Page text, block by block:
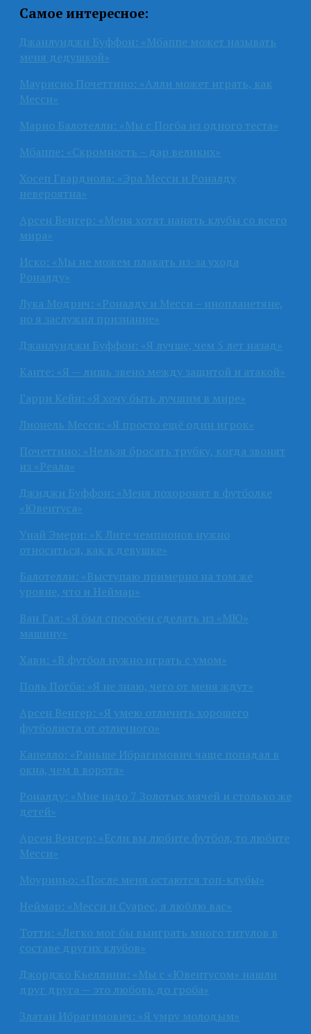
Самое интересное:
Джанлуиджи Буффон: «Мбаппе может называть
меня дедушкой»
Маурисио Почеттино: «Алли может играть, как
Месси»
Марио Балотелли: «Мы с Погба из одного теста»
Мбаппе: «Скромность – дар великих»
Хосеп Гвардиола: «Эра Месси и Роналду
невероятна»
Арсен Венгер: «Меня хотят нанять клубы со всего
мира»
Иско: «Мы не можем плакать из-за ухода
Роналду»
Лука Модрич: «Роналду и Месси – инопланетяне,
но я заслужил признание»
Джанлуиджи Буффон: «Я лучше, чем 5 лет назад»
Канте: «Я — лишь звено между защитой и атакой»
Гарри Кейн: «Я хочу быть лучшим в мире»
Лионель Месси: «Я просто ещё один игрок»
Почеттино: «Нельзя бросать трубку, когда звонят
из «Реала»
Джиджи Буффон: «Меня похоронят в футболке
«Ювентуса»
Унай Эмери: «К Лиге чемпионов нужно
относиться, как к девушке»
Балотелли: «Выступаю примерно на том же
уровне, что и Неймар»
Ван Гал: «Я был способен сделать из «МЮ»
машину»
Хави: «В футбол нужно играть с умом»
Поль Погба: «Я не знаю, чего от меня ждут»
Арсен Венгер: «Я умею отличить хорошего
футболиста от отличного»
Капелло: «Раньше Ибрагимович чаще попадал в
окна, чем в ворота»
Роналду: «Мне надо 7 Золотых мячей и столько же
детей»
Арсен Венгер: «Если вы любите футбол, то любите
Месси»
Моуриньо: «После меня остаются топ-клубы»
Неймар: «Месси и Суарес, я люблю вас»
Тотти: «Легко мог бы выиграть много титулов в
составе других клубов»
Джорджо Кьеллини: «Мы с «Ювентусом» нашли
друг друга — это любовь до гроба»
Златан Ибрагимович: «Я умру молодым»